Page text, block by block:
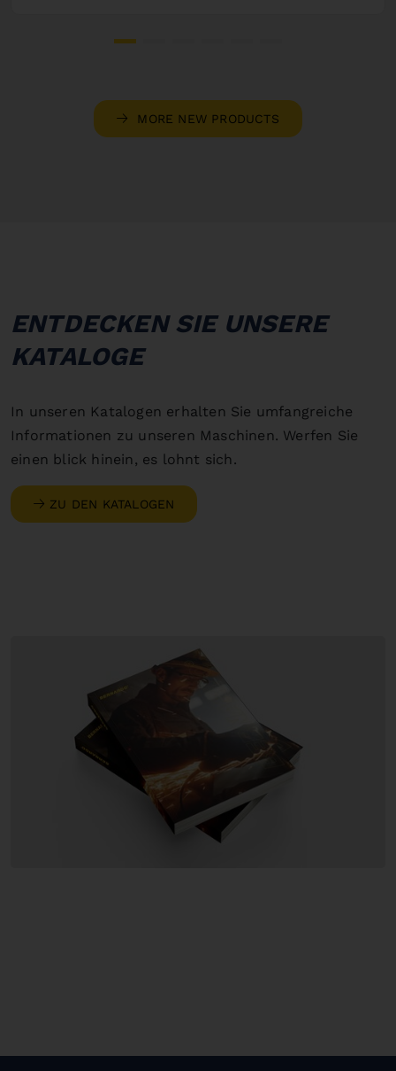
MORE NEW PRODUCTS
ENTDECKEN SIE UNSERE
KATALOGE
In unseren Katalogen erhalten Sie umfangreiche
Informationen zu unseren Maschinen. Werfen Sie
einen blick hinein, es lohnt sich.
ZU DEN KATALOGEN